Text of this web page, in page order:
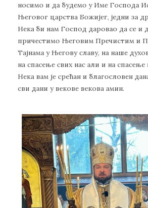
носимо и да будемо у Име Господа
Његовог царства Божијег, једни за
Нека би нам Господ даровао да се и
причестимо Његовим Пречистим и
Тајнама у Његову славу, на наше
на спасење свих нас али и на спасење
Нека вам је срећан и благословен
сви дани у векове векова амин.